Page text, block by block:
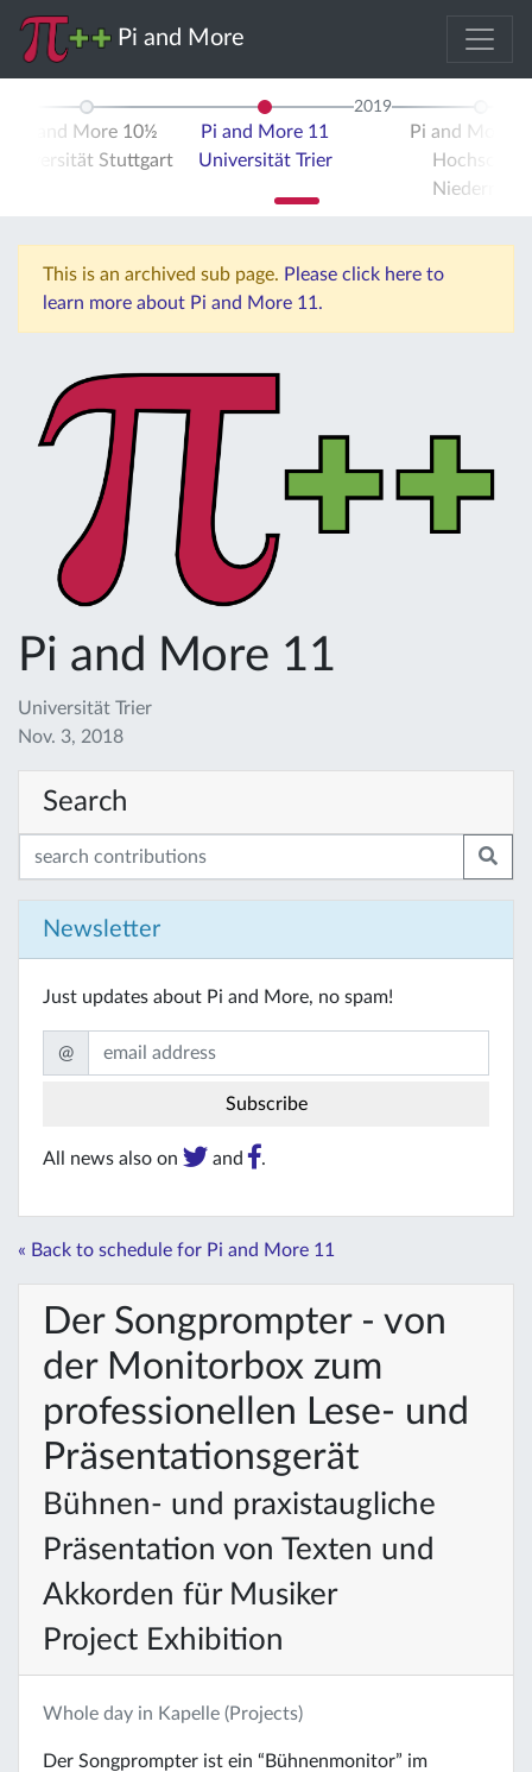
Pi and More
Pi and More 10½
Universität Stuttgart
Pi and More 11
Universität Trier
2019
Pi and More
Hochschule
Niederrhein
This is an archived sub page. Please click here to
learn more about Pi and More 11.
Pi and More 11
Universität Trier
Nov. 3, 2018
Search
Newsletter
Just updates about Pi and More, no spam!
@
All news also on and .
« Back to schedule for Pi and More 11
Der Songprompter - von
der Monitorbox zum
professionellen Lese- und
Präsentationsgerät
Bühnen- und praxistaugliche
Präsentation von Texten und
Akkorden für Musiker
Project Exhibition
Whole day in Kapelle (Projects)
Der Songprompter ist ein “Bühnenmonitor” im